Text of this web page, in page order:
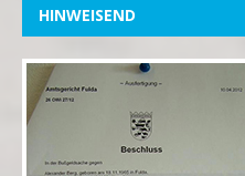
HINWEISEND